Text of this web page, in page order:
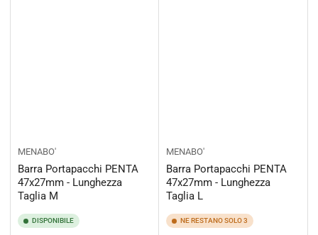
MENABO'
Barra Portapacchi PENTA
47x27mm - Lunghezza
Taglia M
DISPONIBILE
MENABO'
Barra Portapacchi PENTA
47x27mm - Lunghezza
Taglia L
NE RESTANO SOLO 3